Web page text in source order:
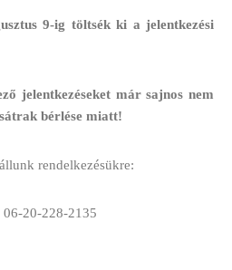
9-ig töltsék ki a jelentkezési
jelentkezéseket már sajnos nem
bérlése miatt!
rendelkezésükre:
20-228-2135